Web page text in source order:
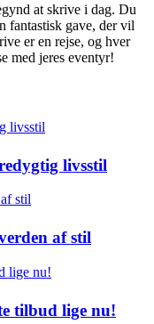
at skrive i dag. Du
fantastisk gave, der vil
er en rejse, og hver
med jeres eventyr!
livsstil
af stil
tilbud lige nu!